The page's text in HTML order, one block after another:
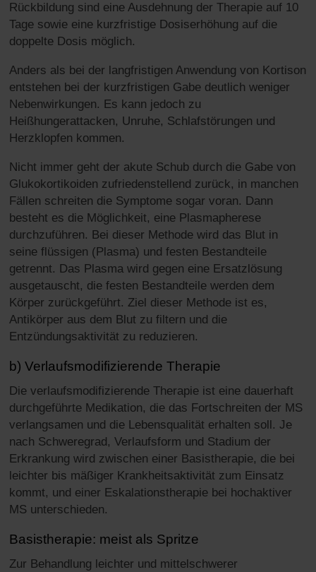
Rückbildung sind eine Ausdehnung der Therapie auf 10
Tage sowie eine kurzfristige Dosiserhöhung auf die
doppelte Dosis möglich.
Anders als bei der langfristigen Anwendung von Kortison
entstehen bei der kurzfristigen Gabe deutlich weniger
Nebenwirkungen. Es kann jedoch zu
Heißhungerattacken, Unruhe, Schlafstörungen und
Herzklopfen kommen.
Nicht immer geht der akute Schub durch die Gabe von
Glukokortikoiden zufriedenstellend zurück, in manchen
Fällen schreiten die Symptome sogar voran. Dann
besteht es die Möglichkeit, eine Plasmapherese
durchzuführen. Bei dieser Methode wird das Blut in
seine flüssigen (Plasma) und festen Bestandteile
getrennt. Das Plasma wird gegen eine Ersatzlösung
ausgetauscht, die festen Bestandteile werden dem
Körper zurückgeführt. Ziel dieser Methode ist es,
Antikörper aus dem Blut zu filtern und die
Entzündungsaktivität zu reduzieren.
b) Verlaufsmodifizierende Therapie
Die verlaufsmodifizierende Therapie ist eine dauerhaft
durchgeführte Medikation, die das Fortschreiten der MS
verlangsamen und die Lebensqualität erhalten soll. Je
nach Schweregrad, Verlaufsform und Stadium der
Erkrankung wird zwischen einer Basistherapie, die bei
leichter bis mäßiger Krankheitsaktivität zum Einsatz
kommt, und einer Eskalationstherapie bei hochaktiver
MS unterschieden.
Basistherapie: meist als Spritze
Zur Behandlung leichter und mittelschwerer